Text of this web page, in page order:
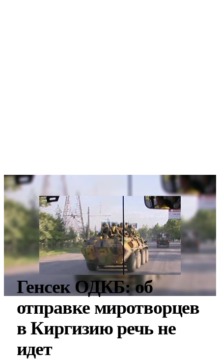
Генсек ОДКБ: об
отправке миротворцев
в Киргизию речь не
идет